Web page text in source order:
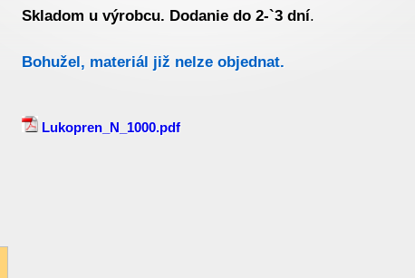
Skladom u výrobcu. Dodanie do 2-`3 dní.
Bohužel, materiál již nelze objednat.
Lukopren_N_1000.pdf